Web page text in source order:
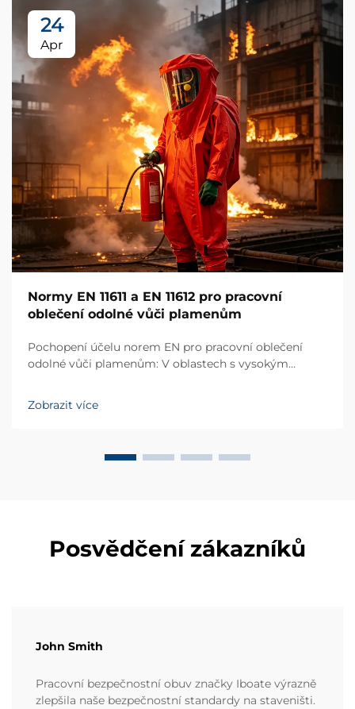
24
Apr
Normy EN 11611 a EN 11612 pro pracovní
oblečení odolné vůči plamenům
Pochopení účelu norem EN pro pracovní oblečení
odolné vůči plamenům: V oblastech s vysokým
lodní stavba, je pracovní oblečení odolné vůči
Zobrazit více
Posvědčení zákazníků
John Smith
Pracovní bezpečnostní obuv značky Iboate výrazně
zlepšila naše bezpečnostní standardy na staveništi.